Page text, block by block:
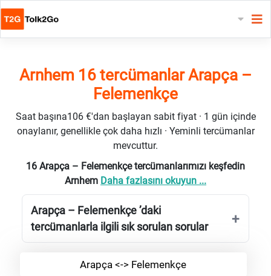
Arnhem 16 tercümanlar Arapça –
Felemenkçe
Saat başına106 €'dan başlayan sabit fiyat · 1 gün içinde
onaylanır, genellikle çok daha hızlı · Yeminli tercümanlar
mevcuttur.
16 Arapça – Felemenkçe tercümanlarımızı keşfedin
Arnhem Daha fazlasını okuyun ...
Arapça – Felemenkçe ’daki
tercümanlarla ilgili sık sorulan sorular
Arapça <-> Felemenkçe